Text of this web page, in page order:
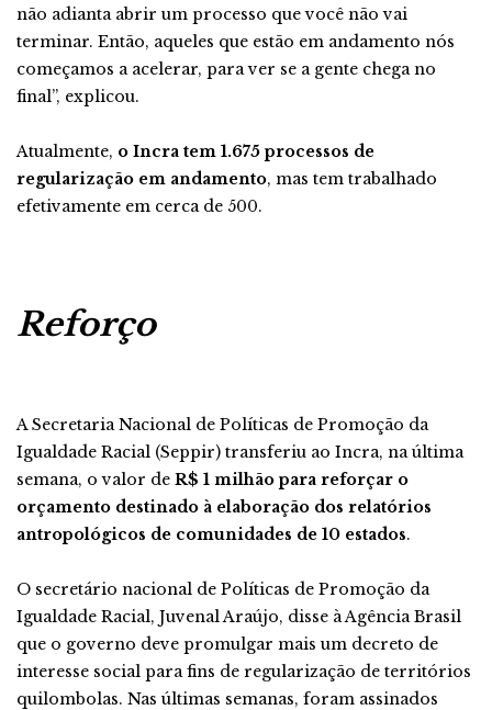
não adianta abrir um processo que você não vai
terminar. Então, aqueles que estão em andamento nós
começamos a acelerar, para ver se a gente chega no
final”, explicou.
Atualmente, o Incra tem 1.675 processos de
regularização em andamento, mas tem trabalhado
efetivamente em cerca de 500.
Reforço
A Secretaria Nacional de Políticas de Promoção da
Igualdade Racial (Seppir) transferiu ao Incra, na última
semana, o valor de R$ 1 milhão para reforçar o
orçamento destinado à elaboração dos relatórios
antropológicos de comunidades de 10 estados.
O secretário nacional de Políticas de Promoção da
Igualdade Racial, Juvenal Araújo, disse à Agência Brasil
que o governo deve promulgar mais um decreto de
interesse social para fins de regularização de territórios
quilombolas. Nas últimas semanas, foram assinados